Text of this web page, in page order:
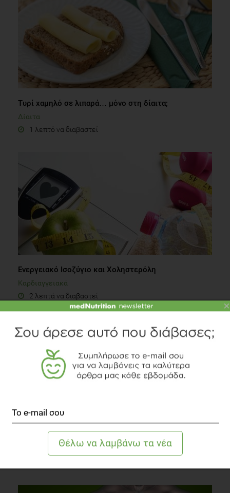
Τυρί χαμηλό σε λιπαρά… μόνο στη δίαιτα;
Δίαιτα
1 λεπτό να διαβαστεί
Ενεργειακό Ισοζύγιο και Χοληστερόλη
Καρδιαγγειακά
2 λεπτά να διαβαστεί
Η Θέση του Γλυκού στην Παιδική Διατροφή
×